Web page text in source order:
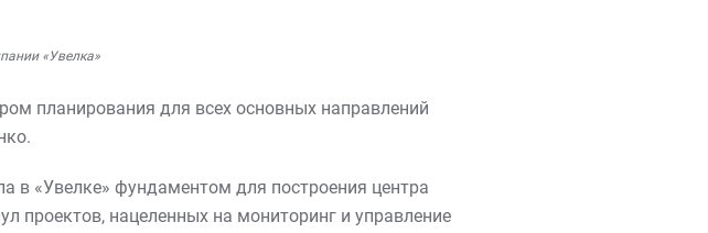
«Увелка»
планирования для всех основных направлений
в «Увелке» фундаментом для построения центра
проектов, нацеленных на мониторинг и управление